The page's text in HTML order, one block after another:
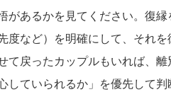
があるかを見てください。復
度など）を明確にして、それ
て戻ったカップルもいれば、
していられるか」を優先して